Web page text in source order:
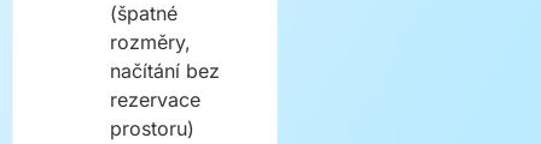
(špatné
rozměry,
načítání bez
rezervace
prostoru)